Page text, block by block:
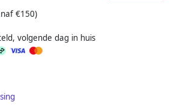
€150)
volgende dag in huis